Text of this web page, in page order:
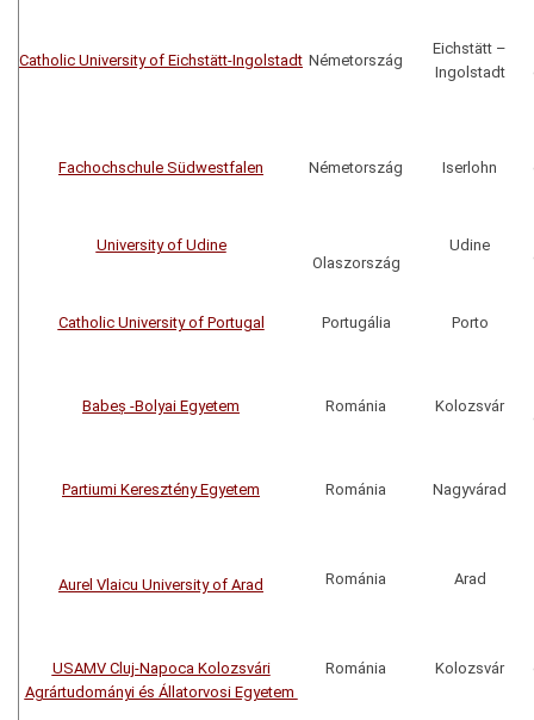
Catholic University of Eichstätt-Ingolstadt Németország
Eichstätt –
Ingolstadt
Fachochschule Südwestfalen Németország Iserlohn
University of Udine
Olaszország
Udine
Catholic University of Portugal Portugália Porto
Babeș -Bolyai Egyetem Románia Kolozsvár
Partiumi Keresztény Egyetem Románia Nagyvárad
Aurel Vlaicu University of Arad Románia Arad
USAMV Cluj-Napoca Kolozsvári
Agrártudományi és Állatorvosi Egyetem
Románia Kolozsvár